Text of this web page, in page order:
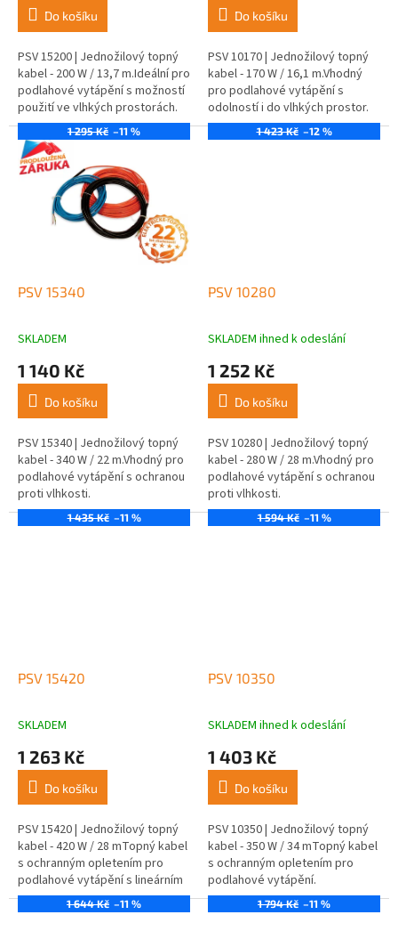
Do košíku
PSV 15200 | Jednožilový topný
kabel - 200 W / 13,7 m.Ideální pro
podlahové vytápění s možností
použití ve vlhkých prostorách.
Do košíku
PSV 10170 | Jednožilový topný
kabel - 170 W / 16,1 m.Vhodný
pro podlahové vytápění s
odolností i do vlhkých prostor.
1 295 Kč –11 %
PSV 15340
SKLADEM
1 140 Kč
Do košíku
PSV 15340 | Jednožilový topný
kabel - 340 W / 22 m.Vhodný pro
podlahové vytápění s ochranou
proti vlhkosti.
1 423 Kč –12 %
PSV 10280
SKLADEM ihned k odeslání
1 252 Kč
Do košíku
PSV 10280 | Jednožilový topný
kabel - 280 W / 28 m.Vhodný pro
podlahové vytápění s ochranou
proti vlhkosti.
1 435 Kč –11 %
PSV 15420
SKLADEM
1 263 Kč
Do košíku
PSV 15420 | Jednožilový topný
kabel - 420 W / 28 mTopný kabel
s ochranným opletením pro
podlahové vytápění s lineárním
příkonem 15 W/m.
1 594 Kč –11 %
PSV 10350
SKLADEM ihned k odeslání
1 403 Kč
Do košíku
PSV 10350 | Jednožilový topný
kabel - 350 W / 34 mTopný kabel
s ochranným opletením pro
podlahové vytápění.
1 644 Kč –11 % 1 794 Kč –11 %